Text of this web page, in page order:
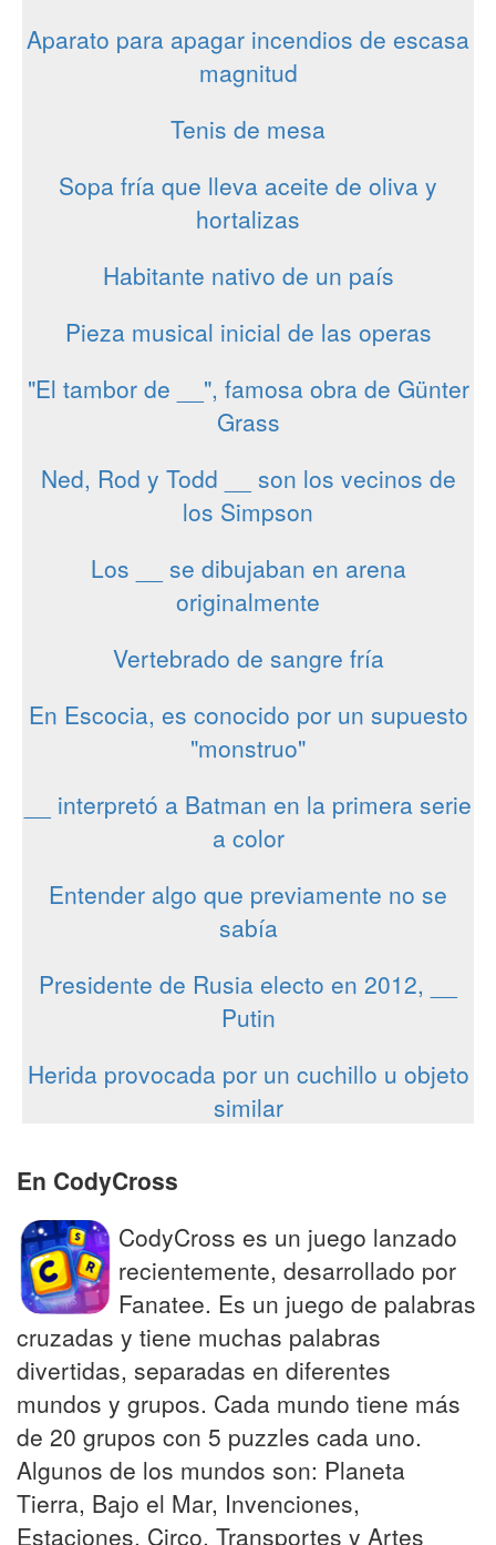
Aparato para apagar incendios de escasa
magnitud
Tenis de mesa
Sopa fría que lleva aceite de oliva y
hortalizas
Habitante nativo de un país
Pieza musical inicial de las operas
"El tambor de __", famosa obra de Günter
Grass
Ned, Rod y Todd __ son los vecinos de
los Simpson
Los __ se dibujaban en arena
originalmente
Vertebrado de sangre fría
En Escocia, es conocido por un supuesto
"monstruo"
__ interpretó a Batman en la primera serie
a color
Entender algo que previamente no se
sabía
Presidente de Rusia electo en 2012, __
Putin
Herida provocada por un cuchillo u objeto
similar
En CodyCross
CodyCross es un juego lanzado
recientemente, desarrollado por
Fanatee. Es un juego de palabras
cruzadas y tiene muchas palabras
divertidas, separadas en diferentes
mundos y grupos. Cada mundo tiene más
de 20 grupos con 5 puzzles cada uno.
Algunos de los mundos son: Planeta
Tierra, Bajo el Mar, Invenciones,
Estaciones, Circo, Transportes y Artes